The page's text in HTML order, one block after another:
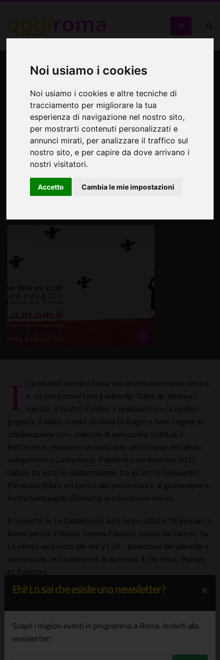
Noi usiamo i cookies
Noi usiamo i cookies e altre tecniche di
tracciamento per migliorare la tua
esperienza di navigazione nel nostro sito,
per mostrarti contenuti personalizzati e
annunci mirati, per analizzare il traffico sul
nostro sito, e per capire da dove arrivano i
nostri visitatori.
Accetto Cambia le mie impostazioni
“Valse de Meduse”.
Proiezione e concerto-
spettacolo 18 gennaio
2014 presso il Nuovo
Cinema Palazzo
Le Cardamomò
I l quartetto romano torna con un'entusiasmante serata
in cui verrà proiettato il videoclip “Valse de Meduse”,
ispirato al teatro d'ombre e realizzato con la motion
graphics. Il video, creato da Gioia Di Biagio e Sara Taigher in
collaborazione con i collettivi di animazione SoWhat e
RatCreative, musica la seconda delle otto tracce dell’album
autoprodotto Cardamomò. Pubblicato nel dicembre 2012
l’album ha visto la collaborazione, tra gli altri di Alessandro
Pieravanti (Muro del Canto) alle percussioni e al glockenspiel e
Pietro Santangelo (Slivovitz) ai concretismi sonori.
Il concerto de Le Cardamomò avrà luogo sabato 18 gennaio a
Roma presso il Nuovo Cinema Palazzo, piazza dei Sanniti, 9a.
La serata avrà inizio alle ore 21.30 - proiezione del videoclip e
concerto de Le Cardamomò. In apertura, il trio Pepa, Plumes
et Pailettes.
Nuovo Cinema Palazzo
Ehi! Lo sai che esiste una newsletter?
Scopri i migliori eventi in programma a Roma, iscriviti alla
newsletter!